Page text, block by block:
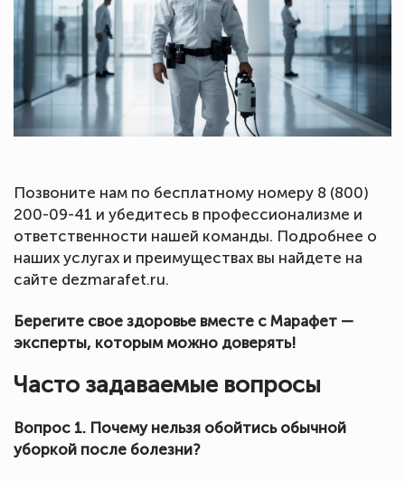
Позвоните нам по бесплатному номеру 8 (800)
200-09-41 и убедитесь в профессионализме и
ответственности нашей команды. Подробнее о
наших услугах и преимуществах вы найдете на
сайте dezmarafet.ru.
Берегите свое здоровье вместе с Марафет —
эксперты, которым можно доверять!
Часто задаваемые вопросы
Вопрос 1. Почему нельзя обойтись обычной
уборкой после болезни?